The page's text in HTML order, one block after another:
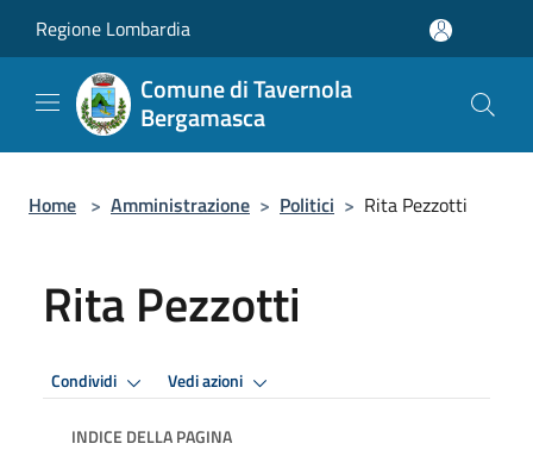
Regione Lombardia
Comune di Tavernola
Bergamasca
Home > Amministrazione > Politici > Rita Pezzotti
Rita Pezzotti
Condividi Vedi azioni
INDICE DELLA PAGINA